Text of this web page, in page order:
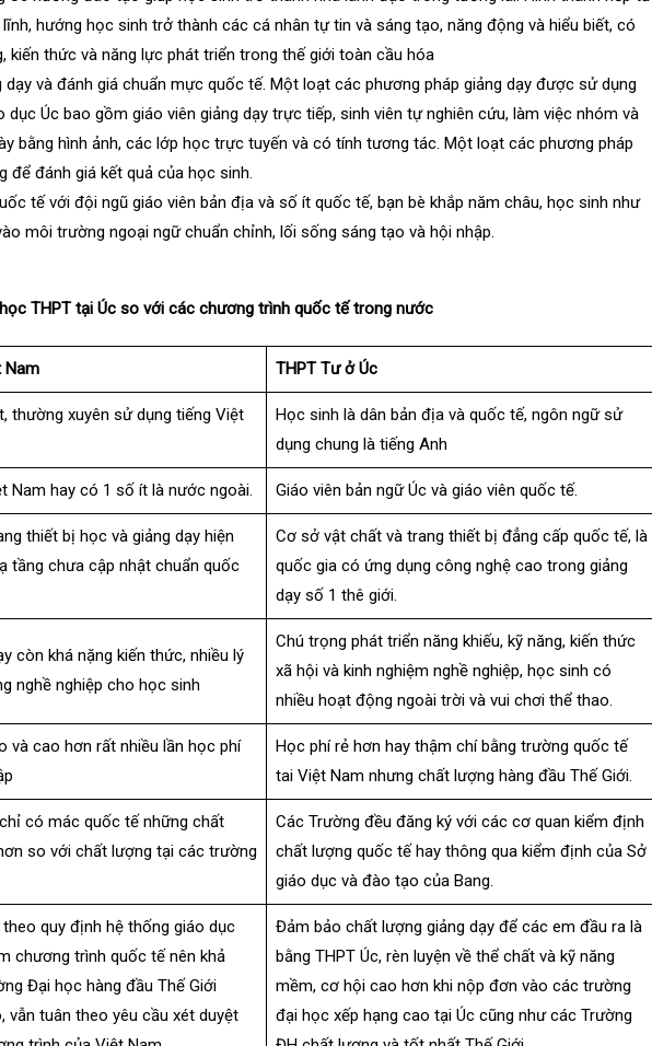
hướng học sinh trở thành các cá nhân tự tin và sáng tạo, năng động và hiểu biết, có
kiến thức và năng lực phát triển trong thế giới toàn cầu hóa
dạy và đánh giá chuẩn mực quốc tế. Một loạt các phương pháp giảng dạy được sử dụng
dục Úc bao gồm giáo viên giảng dạy trực tiếp, sinh viên tự nghiên cứu, làm việc nhóm và
bằng hình ảnh, các lớp học trực tuyến và có tính tương tác. Một loạt các phương pháp
để đánh giá kết quả của học sinh.
tế với đội ngũ giáo viên bản địa và số ít quốc tế, bạn bè khắp năm châu, học sinh như
môi trường ngoại ngữ chuẩn chỉnh, lối sống sáng tạo và hội nhập.
THPT tại Úc so với các chương trình quốc tế trong nước
Nam THPT Tư ở Úc
thường xuyên sử dụng tiếng Việt
Học sinh là dân bản địa và quốc tế, ngôn ngữ sử
dụng chung là tiếng Anh
Nam hay có 1 số ít là nước ngoài. Giáo viên bản ngữ Úc và giáo viên quốc tế.
thiết bị học và giảng dạy hiện
tầng chưa cập nhật chuẩn quốc
Cơ sở vật chất và trang thiết bị đẳng cấp quốc tế, là
quốc gia có ứng dụng công nghệ cao trong giảng
dạy số 1 thê giới.
còn khá nặng kiến thức, nhiều lý
nghề nghiệp cho học sinh
Chú trọng phát triển năng khiếu, kỹ năng, kiến thức
xã hội và kinh nghiệm nghề nghiệp, học sinh có
nhiều hoạt động ngoài trời và vui chơi thể thao.
và cao hơn rất nhiều lần học phí
Học phí rẻ hơn hay thậm chí bằng trường quốc tế
tai Việt Nam nhưng chất lượng hàng đầu Thế Giới.
có mác quốc tế những chất
so với chất lượng tại các trường
Các Trường đều đăng ký với các cơ quan kiểm định
chất lượng quốc tế hay thông qua kiểm định của Sở
giáo dục và đào tạo của Bang.
quy định hệ thống giáo dục
chương trình quốc tế nên khả
Đại học hàng đầu Thế Giới
vẫn tuân theo yêu cầu xét duyệt
Đảm bảo chất lượng giảng dạy để các em đầu ra là
bằng THPT Úc, rèn luyện về thể chất và kỹ năng
mềm, cơ hội cao hơn khi nộp đơn vào các trường
đại học xếp hạng cao tại Úc cũng như các Trường